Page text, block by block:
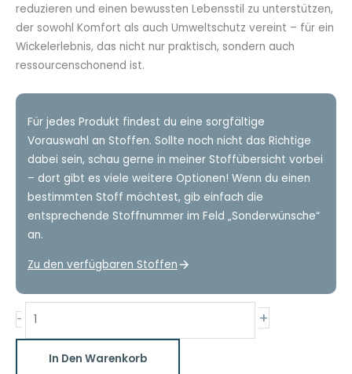
reduzieren und einen bewussten Lebensstil zu unterstützen,
der sowohl Komfort als auch Umweltschutz vereint – für ein
Wickelerlebnis, das nicht nur praktisch, sondern auch
ressourcenschonend ist.
Für jedes Produkt findest du eine sorgfältige
Vorauswahl an Stoffen. Sollte noch nicht das Richtige
dabei sein, schau gerne in meiner Stoffübersicht vorbei
– dort gibt es viele weitere Optionen! Wenn du einen
bestimmten Stoff möchtest, gib einfach die
entsprechende Stoffnummer im Feld „Sonderwünsche“
an.
Zu den verfügbaren Stoffen
- +
In Den Warenkorb